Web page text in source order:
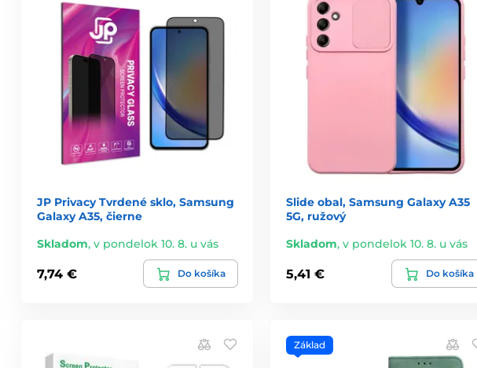
JP Privacy Tvrdené sklo, Samsung
Galaxy A35, čierne
Skladom, v pondelok 10. 8. u vás
7,74 € Do košíka
Slide obal, Samsung Galaxy A35
5G, ružový
Skladom, v pondelok 10. 8. u vás
5,41 € Do košíka
Základ